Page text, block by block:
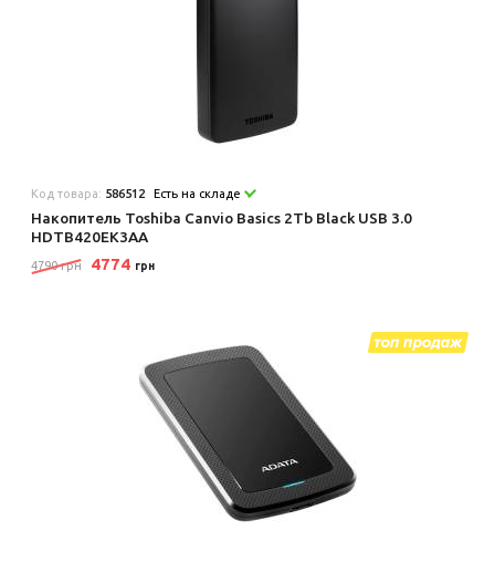
Код товара: 586512 Есть на складе
Накопитель Toshiba Canvio Basics 2Tb Black USB 3.0
HDTB420EK3AA
4790 грн 4774 грн